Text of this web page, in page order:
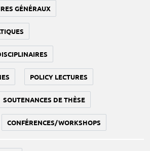
GÉNÉRAUX
POLICY LECTURES
SOUTENANCES DE THÈSE
CONFÉRENCES/WORKSHOPS